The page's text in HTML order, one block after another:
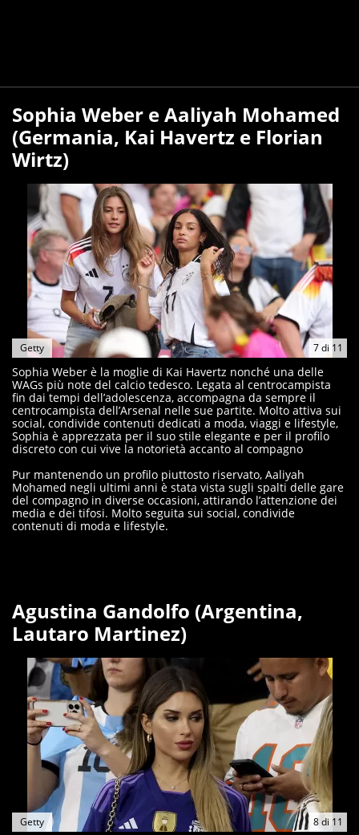
Sophia Weber e Aaliyah Mohamed
(Germania, Kai Havertz e Florian
Wirtz)
7di 11
Getty
Sophia Weber è la moglie di Kai Havertz nonché una delle
WAGs più note del calcio tedesco. Legata al centrocampista
fin dai tempi dell’adolescenza, accompagna da sempre il
centrocampista dell’Arsenal nelle sue partite. Molto attiva sui
social, condivide contenuti dedicati a moda, viaggi e lifestyle,
Sophia è apprezzata per il suo stile elegante e per il profilo
discreto con cui vive la notorietà accanto al compagno
Pur mantenendo un profilo piuttosto riservato, Aaliyah
Mohamed negli ultimi anni è stata vista sugli spalti delle gare
del compagno in diverse occasioni, attirando l’attenzione dei
media e dei tifosi. Molto seguita sui social, condivide
contenuti di moda e lifestyle.
Agustina Gandolfo (Argentina,
Lautaro Martinez)
8di 11
Getty